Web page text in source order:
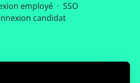
employé · SSO
candidat